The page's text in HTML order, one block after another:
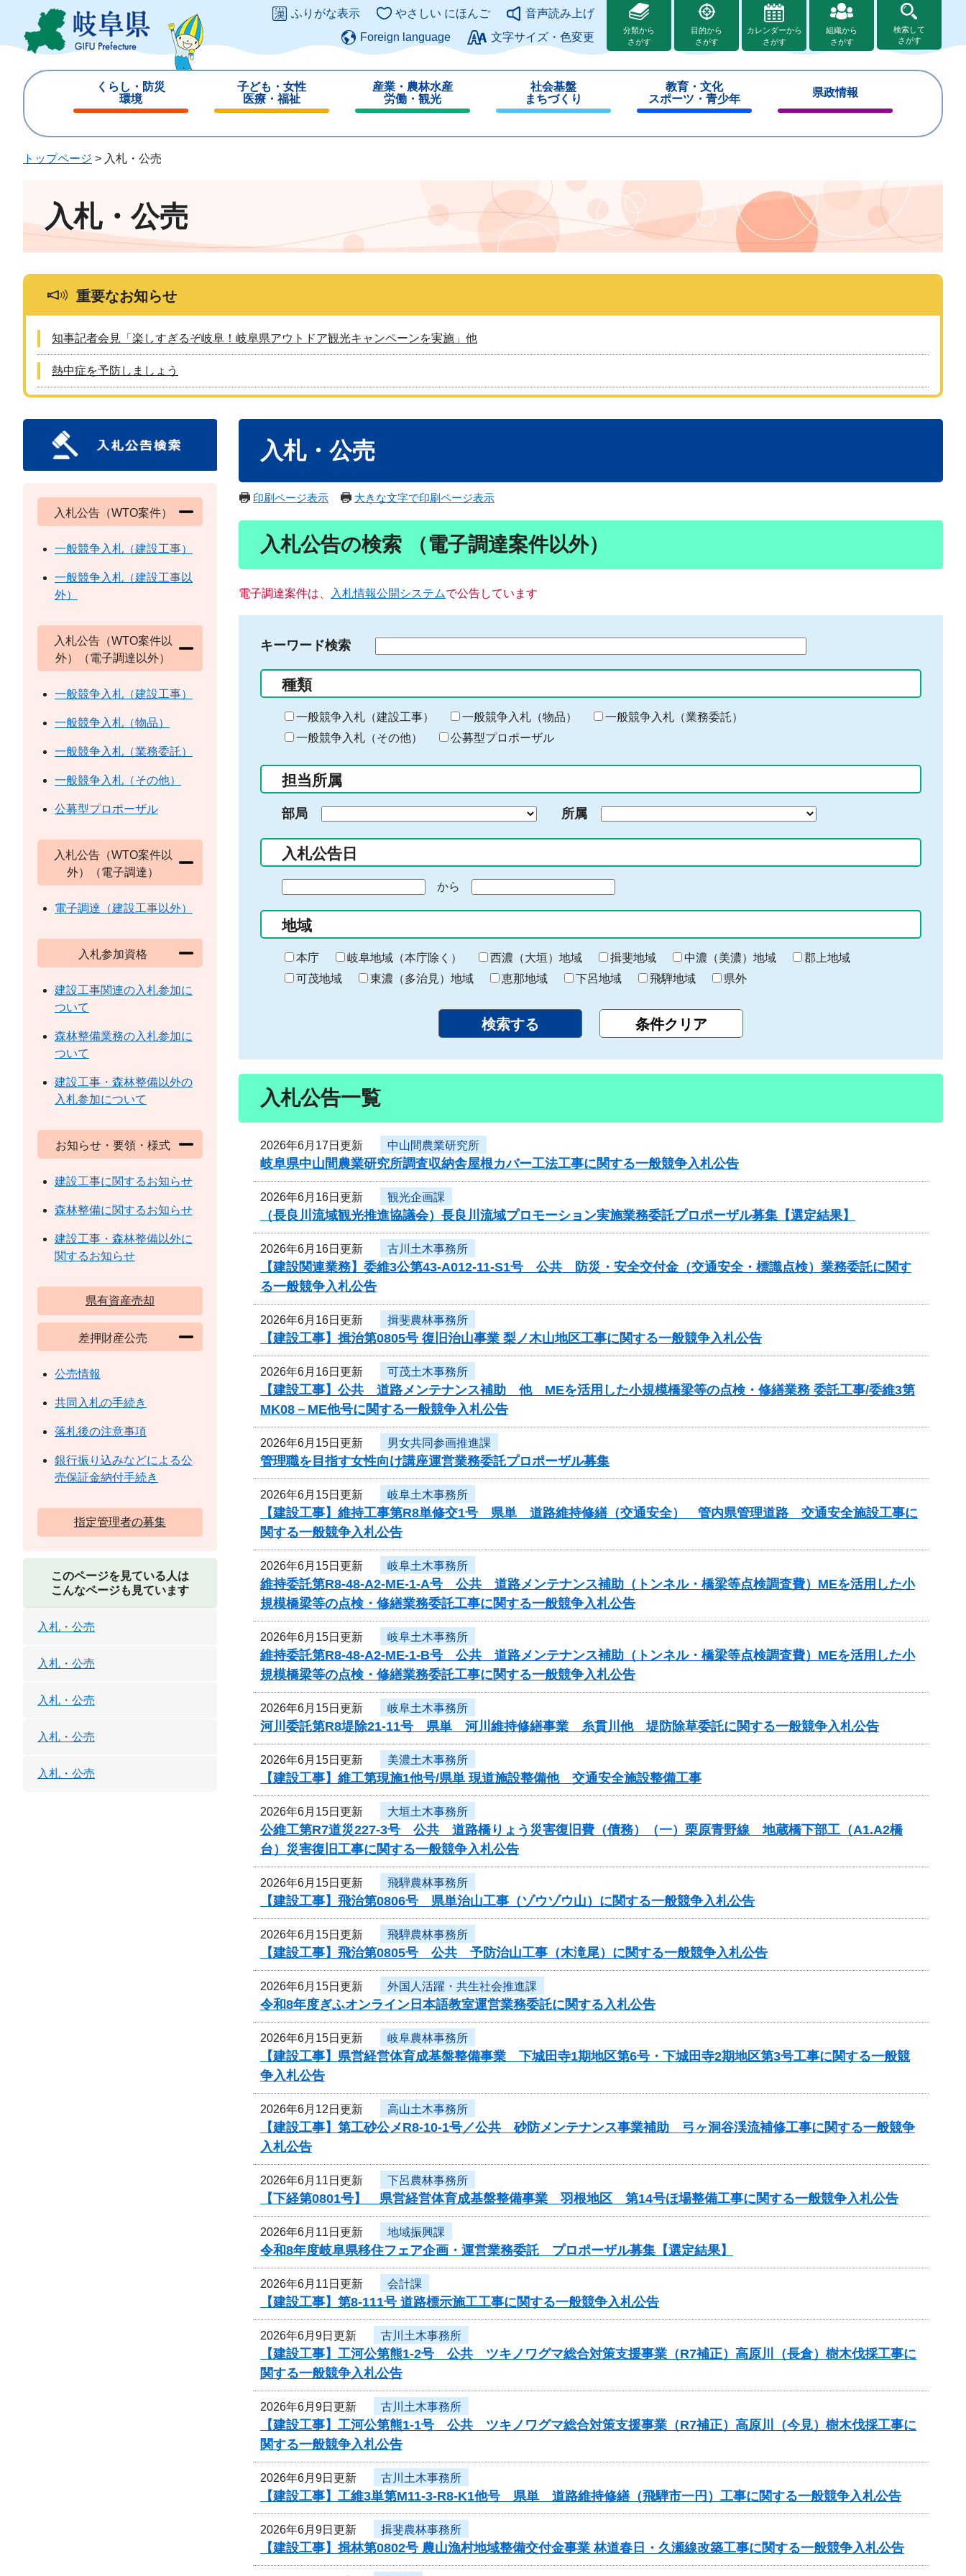
ジ
ュ
このページの本文へ
ふりがな表示 やさしい にほんご
音声読み上げ
Foreign language
文字サイズ・色変更
分類から
さがす
目的から
さがす
カレンダーから
さがす
組織から
さがす
検索して
さがす
くらし・防災
環境
じ
子ども・女性
医療・福祉
じ
産業・農林水産
労働・観光
じ
社会基盤
まちづくり
じ
教育・文化
スポーツ・青少年
じ
県政情報
じ
トップページ > 入札・公売
入札・公売
重要なお知らせ
知事記者会見「楽しすぎるぞ岐阜！岐阜県アウトドア観光キャンペーンを実施」他
熱中症を予防しましょう
入札・公売
印刷ページ表示 大きな文字で印刷ページ表示
入札公告の検索 （電子調達案件以外）
電子調達案件は、 入札情報公開システムで公告しています
キーワード検索
る
キ
ー
ー
入
力
種類
一般競争入札（建設工事） 一般競争入札（物品）
一般競争入札（業務委託）
一般競争入札（その他）
公募型プロポーザル
担当所属
部局 所属
入札公告日
の
始
ま
り
から
終
わ
り
地域
本庁 岐阜地域（本庁除く） 西濃（大垣）地域 揖斐地域 中濃（美濃）地域
郡上地域
可茂地域
東濃（多治見）地域 恵那地域 下呂地域 飛騨地域 県外
入札公告一覧
2026年6月17日更新 中山間農業研究所
岐阜県中山間農業研究所調査収納舎屋根カバー工法工事に関する一般競争入札公告
2026年6月16日更新 観光企画課
（長良川流域観光推進協議会）長良川流域プロモーション実施業務委託プロポーザル募集【選定結果】
2026年6月16日更新 古川土木事務所
【建設関連業務】委維3公第43-A012-11-S1号 公共 防災・安全交付金（交通安全・標識点検）業務委託に関す
る一般競争入札公告
2026年6月16日更新 揖斐農林事務所
【建設工事】揖治第0805号 復旧治山事業 梨ノ木山地区工事に関する一般競争入札公告
2026年6月16日更新 可茂土木事務所
【建設工事】公共 道路メンテナンス補助 他 MEを活用した小規模橋梁等の点検・修繕業務 委託工事/委維3第
MK08－ME他号に関する一般競争入札公告
2026年6月15日更新 男女共同参画推進課
管理職を目指す女性向け講座運営業務委託プロポーザル募集
2026年6月15日更新 岐阜土木事務所
【建設工事】維持工事第R8単修交1号 県単 道路維持修繕（交通安全） 管内県管理道路 交通安全施設工事に
関する一般競争入札公告
2026年6月15日更新 岐阜土木事務所
維持委託第R8-48-A2-ME-1-A号 公共 道路メンテナンス補助（トンネル・橋梁等点検調査費）MEを活用した小
規模橋梁等の点検・修繕業務委託工事に関する一般競争入札公告
2026年6月15日更新 岐阜土木事務所
維持委託第R8-48-A2-ME-1-B号 公共 道路メンテナンス補助（トンネル・橋梁等点検調査費）MEを活用した小
規模橋梁等の点検・修繕業務委託工事に関する一般競争入札公告
2026年6月15日更新 岐阜土木事務所
河川委託第R8堤除21-11号 県単 河川維持修繕事業 糸貫川他 堤防除草委託に関する一般競争入札公告
2026年6月15日更新 美濃土木事務所
【建設工事】維工第現施1他号/県単 現道施設整備他 交通安全施設整備工事
2026年6月15日更新 大垣土木事務所
公維工第R7道災227-3号 公共 道路橋りょう災害復旧費（債務）（一）栗原青野線 地蔵橋下部工（A1.A2橋
台）災害復旧工事に関する一般競争入札公告
2026年6月15日更新 飛騨農林事務所
【建設工事】飛治第0806号 県単治山工事（ゾウゾウ山）に関する一般競争入札公告
2026年6月15日更新 飛騨農林事務所
【建設工事】飛治第0805号 公共 予防治山工事（木滝尾）に関する一般競争入札公告
2026年6月15日更新 外国人活躍・共生社会推進課
令和8年度ぎふオンライン日本語教室運営業務委託に関する入札公告
2026年6月15日更新 岐阜農林事務所
【建設工事】県営経営体育成基盤整備事業 下城田寺1期地区第6号・下城田寺2期地区第3号工事に関する一般競
争入札公告
2026年6月12日更新 高山土木事務所
【建設工事】第工砂公メR8-10-1号／公共 砂防メンテナンス事業補助 弓ヶ洞谷渓流補修工事に関する一般競争
入札公告
2026年6月11日更新 下呂農林事務所
【下経第0801号】 県営経営体育成基盤整備事業 羽根地区 第14号ほ場整備工事に関する一般競争入札公告
2026年6月11日更新 地域振興課
令和8年度岐阜県移住フェア企画・運営業務委託 プロポーザル募集【選定結果】
2026年6月11日更新 会計課
【建設工事】第8-111号 道路標示施工工事に関する一般競争入札公告
2026年6月9日更新 古川土木事務所
【建設工事】工河公第熊1-2号 公共 ツキノワグマ総合対策支援事業（R7補正）高原川（長倉）樹木伐採工事に
関する一般競争入札公告
2026年6月9日更新 古川土木事務所
【建設工事】工河公第熊1-1号 公共 ツキノワグマ総合対策支援事業（R7補正）高原川（今見）樹木伐採工事に
関する一般競争入札公告
2026年6月9日更新 古川土木事務所
【建設工事】工維3単第M11-3-R8-K1他号 県単 道路維持修繕（飛騨市一円）工事に関する一般競争入札公告
2026年6月9日更新 揖斐農林事務所
【建設工事】揖林第0802号 農山漁村地域整備交付金事業 林道春日・久瀬線改築工事に関する一般競争入札公告
入札公告（WTO案件）
一般競争入札（建設工事）
一般競争入札（建設工事以
外）
入札公告（WTO案件以
外）（電子調達以外）
一般競争入札（建設工事）
一般競争入札（物品）
一般競争入札（業務委託）
一般競争入札（その他）
公募型プロポーザル
入札公告（WTO案件以
外）（電子調達）
電子調達（建設工事以外）
入札参加資格
建設工事関連の入札参加に
ついて
森林整備業務の入札参加に
ついて
建設工事・森林整備以外の
入札参加について
お知らせ・要領・様式
建設工事に関するお知らせ
森林整備に関するお知らせ
建設工事・森林整備以外に
関するお知らせ
県有資産売却
差押財産公売
公売情報
共同入札の手続き
落札後の注意事項
銀行振り込みなどによる公
売保証金納付手続き
指定管理者の募集
このページを見ている人は
こんなページも見ています
入札・公売
入札・公売
入札・公売
入札・公売
入札・公売